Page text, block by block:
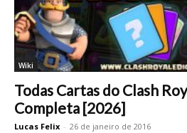
Wiki
Todas Cartas do Clash
Completa [2026]
Lucas Felix - 26 de janeiro de 2016